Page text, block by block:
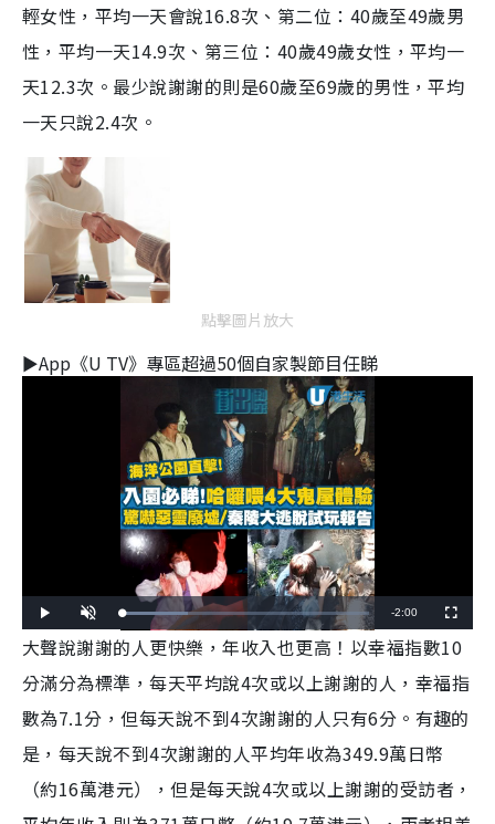
輕女性，平均一天會說16.8次、第二位：40歲至49歲男
性，平均一天14.9次、第三位：40歲49歲女性，平均一
天12.3次。最少說謝謝的則是60歲至69歲的男性，平均
一天只說2.4次。
點擊圖片放大
►App《U TV》專區超過50個自家製節目任睇
Play Unmute Loaded:
27.00%
Remaining
Time
-2:00 Fullscreen
大聲說謝謝的人更快樂，年收入也更高！以幸福指數10
分滿分為標準，每天平均說4次或以上謝謝的人，幸福指
數為7.1分，但每天說不到4次謝謝的人只有6分。有趣的
是，每天說不到4次謝謝的人平均年收為349.9萬日幣
（約16萬港元），但是每天說4次或以上謝謝的受訪者，